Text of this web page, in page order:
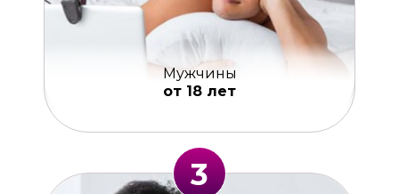
Мужчины
от 18 лет
3